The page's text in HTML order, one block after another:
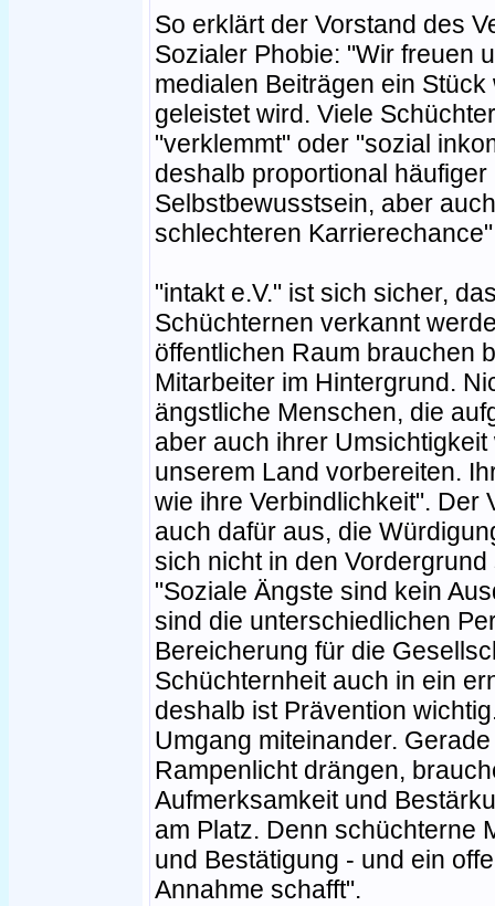
So erklärt der Vorstand des
Sozialer Phobie: "Wir freuen
medialen Beiträgen ein
geleistet wird. Viele
"verklemmt" oder "sozial
deshalb proportional
Selbstbewusstsein, aber
schlechteren
"intakt e.V." ist sich sicher,
Schüchternen verkannt
öffentlichen Raum brauchen
Mitarbeiter im Hintergrund.
ängstliche Menschen, die
aber auch ihrer
unserem Land vorbereiten.
wie ihre Verbindlichkeit". Der
auch dafür aus, die
sich nicht in den
"Soziale Ängste sind kein
sind die unterschiedlichen
Bereicherung für die
Schüchternheit auch in ein
deshalb ist Prävention
Umgang miteinander.
Rampenlicht drängen,
Aufmerksamkeit und
am Platz. Denn schüchterne
und Bestätigung - und ein
Annahme schafft".